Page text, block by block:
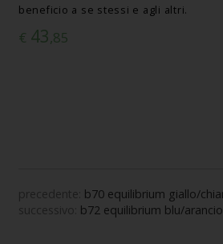
beneficio a se stessi e agli altri.
€ 43,85
precedente: b70 equilibrium giallo/
successivo: b72 equilibrium blu/